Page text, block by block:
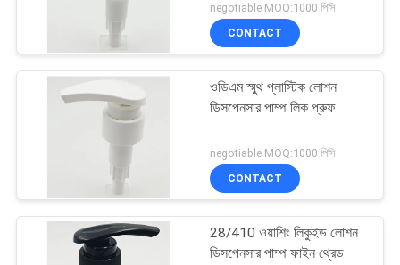
ফোমিং সাবান ডিস্পেন্সার পাম্প
11
negotiable MOQ:1000 পিসি
CONTACT
ওডিএম স্মুথ প্লাস্টিক লোশন
ডিসপেনসার পাম্প লিক প্রুফ
negotiable MOQ:1000 পিসি
CONTACT
28/410 ওয়াশিং লিকুইড লোশন
ডিসপেনসার পাম্প ফাইন থ্রেড